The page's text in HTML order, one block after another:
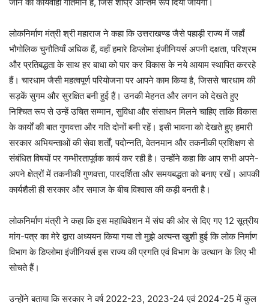
लोकनिर्माण मंत्री श्री महाराज ने कहा कि उत्तराखण्ड जैसे पहाड़ी राज्य में जहाँ
भौगोलिक चुनौतियाँ अधिक हैं, वहाँ हमारे डिप्लोमा इंजीनियर्स अपनी दक्षता, परिश्रम
और प्रतिबद्धता के साथ हर बाधा को पार कर विकास के नये आयाम स्थापित कररहे
हैं। चारधाम जैसी महत्वपूर्ण परियोजना पर आपने काम किया है, जिससे चारधाम की
सड़कें सुगम और सुरक्षित बनी हुई हैं। उनकी मेहनत और लगन को देखते हुए
निश्चित रूप से उन्हें उचित सम्मान, सुविधा और संसाधन मिलने चाहिए ताकि विकास
के कार्यों की बात गुणवत्ता और गति दोनों बनी रहें। इसी भावना को देखते हुए हमारी
सरकार अभियन्ताओं की सेवा शर्तों, पदोन्नति, वेतनमान और तकनीकी प्रशिक्षण से
संबंधित विषयों पर गम्भीरतापूर्वक कार्य कर रही है। उन्होंने कहा कि आप सभी अपने-
अपने क्षेत्रों में तकनीकी गुणवत्ता, पारदर्शिता और समयबद्धता को बनाए रखें। आपकी
कार्यशैली ही सरकार और समाज के बीच विश्वास की कड़ी बनती है।
लोकनिर्माण मंत्री ने कहा कि इस महाधिवेशन में संघ की ओर से दिए गए 12 सूत्रीय
मांग-पत्र का मेरे द्वारा अध्ययन किया गया तो मुझे अत्यन्त खुशी हुई कि लोक निर्माण
विभाग के डिप्लोमा इंजीनियर्स इस राज्य की प्रगति एवं विभाग के उत्थान के लिए भी
सोचते हैं।
उन्होंने बताया कि सरकार ने वर्ष 2022-23, 2023-24 एवं 2024-25 में कुल